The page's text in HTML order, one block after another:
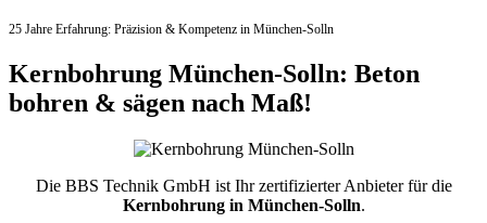
25 Jahre Erfahrung: Präzision & Kompetenz in München-Solln
Kernbohrung München-Solln: Beton
bohren & sägen nach Maß!
Die BBS Technik GmbH ist Ihr zertifizierter Anbieter für die
Kernbohrung in München-Solln.